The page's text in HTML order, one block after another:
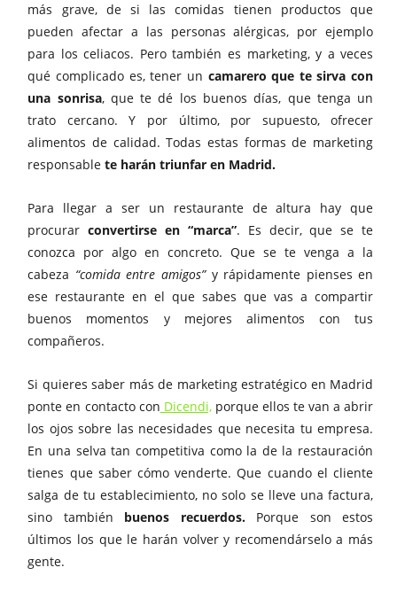
más grave, de si las comidas tienen productos que
pueden afectar a las personas alérgicas, por ejemplo
para los celiacos. Pero también es marketing, y a veces
qué complicado es, tener un camarero que te sirva con
una sonrisa, que te dé los buenos días, que tenga un
trato cercano. Y por último, por supuesto, ofrecer
alimentos de calidad. Todas estas formas de marketing
responsable te harán triunfar en Madrid.
Para llegar a ser un restaurante de altura hay que
procurar convertirse en “marca”. Es decir, que se te
conozca por algo en concreto. Que se te venga a la
cabeza “comida entre amigos”y rápidamente pienses en
ese restaurante en el que sabes que vas a compartir
buenos momentos y mejores alimentos con tus
compañeros.
Si quieres saber más de marketing estratégico en Madrid
ponte en contacto con Dicendi,porque ellos te van a abrir
los ojos sobre las necesidades que necesita tu empresa.
En una selva tan competitiva como la de la restauración
tienes que saber cómo venderte. Que cuando el cliente
salga de tu establecimiento, no solo se lleve una factura,
sino también buenos recuerdos.Porque son estos
últimos los que le harán volver y recomendárselo a más
gente.